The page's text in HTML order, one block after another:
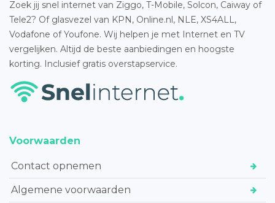
Zoek jij snel internet van Ziggo, T-Mobile, Solcon, Caiway of
Tele2? Of glasvezel van KPN, Online.nl, NLE, XS4ALL,
Vodafone of Youfone. Wij helpen je met Internet en TV
vergelijken. Altijd de beste aanbiedingen en hoogste
korting. Inclusief gratis overstapservice.
Voorwaarden
Contact opnemen
Algemene voorwaarden